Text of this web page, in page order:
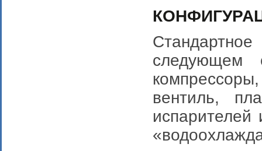
следующем
вентиль,
испарителей